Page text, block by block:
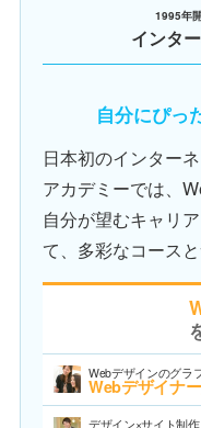
1995年
インタ
自分にぴっ
日本初のインター
アカデミーでは、
自分が望むキャリ
て、多彩なコース
Webデザインのグラ
Webデザイナ
デザイン×サイト制